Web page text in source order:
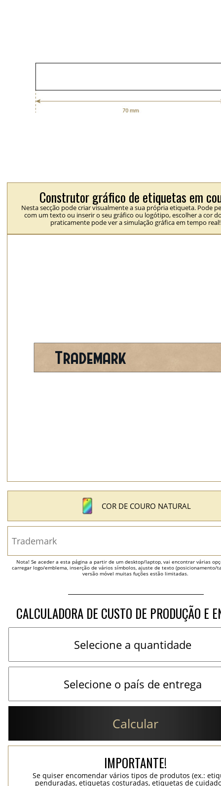
Construtor gráfico de etiquetas em
Nesta secção pode criar visualmente a sua própria etiqueta. Pode
com um texto ou inserir o seu gráfico ou logótipo, escolher a cor
praticamente pode ver a simulação gráfica em tempo real!
COR DE COURO NATURAL
Nota! Se aceder a esta página a partir de um desktop/laptop, vai encontrar várias
carregar logo/emblema, inserção de vários símbolos, ajuste de texto (posicionamento/
versão móvel muitas fuções estão limitadas.
CALCULADORA DE CUSTO DE PRODUÇÃO E
Calcular
IMPORTANTE!
Se quiser encomendar vários tipos de produtos (ex.:
penduradas, etiquetas costuradas, etiquetas de